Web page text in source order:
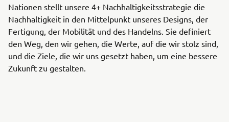
Nationen stellt unsere 4+ Nachhaltigkeitsstrategie die
Nachhaltigkeit in den Mittelpunkt unseres Designs, der
Fertigung, der Mobilität und des Handelns. Sie definiert
den Weg, den wir gehen, die Werte, auf die wir stolz sind,
und die Ziele, die wir uns gesetzt haben, um eine bessere
Zukunft zu gestalten.